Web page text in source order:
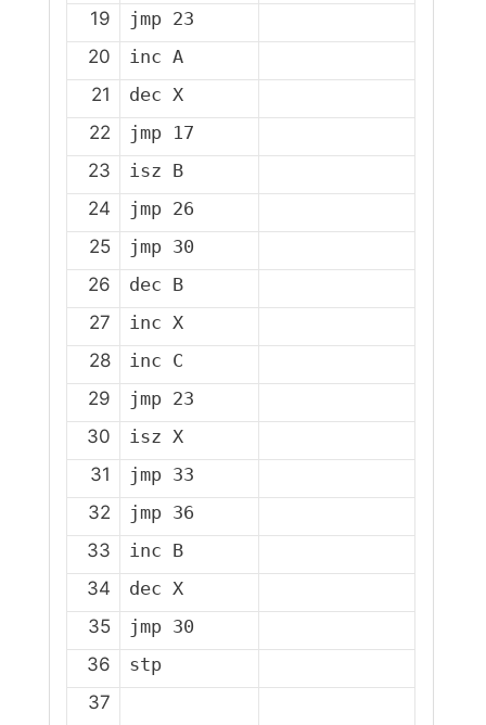
19
20
21
22
23
24
25
26
27
28
29
30
31
32
33
34
35
36
37